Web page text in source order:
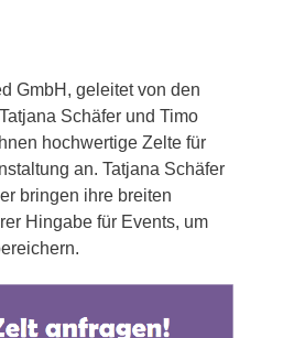
GmbH, geleitet von den
Schäfer und Timo
hochwertige Zelte für
an. Tatjana Schäfer
bringen ihre breiten
Hingabe für Events, um